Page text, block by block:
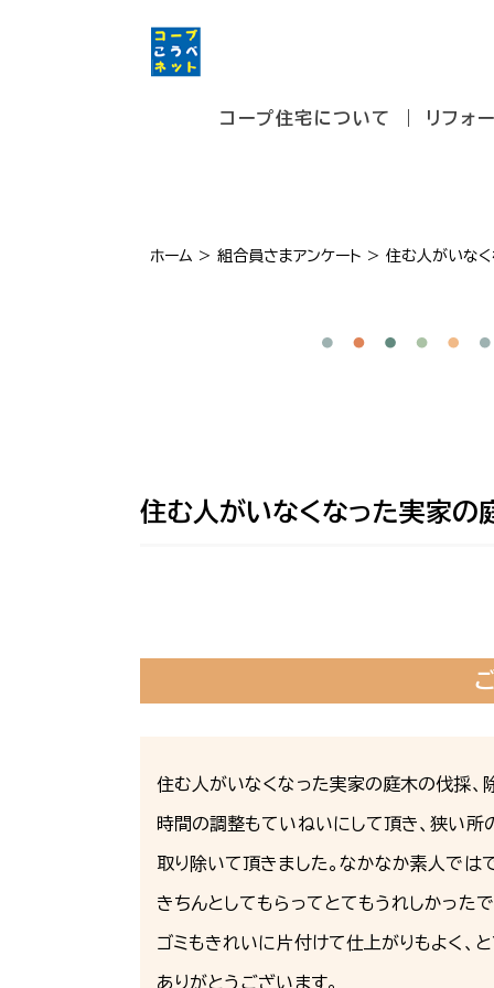
コープ住宅について リフォ
ホーム > 組合員さまアンケート > 住む人がいなく
住む人がいなくなった実家の
住む人がいなくなった実家の庭木の伐採、
時間の調整もていねいにして頂き、狭い所
取り除いて頂きました。なかなか素人では
きちんとしてもらってとてもうれしかったで
ゴミもきれいに片付けて仕上がりもよく、
ありがとうございます。